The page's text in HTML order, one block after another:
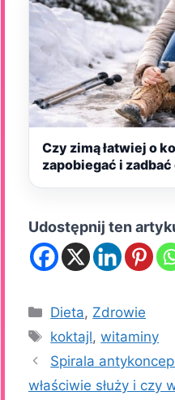
Czy zimą łatwiej o
zapobiegać i
Udostępnij ten
Kategorie
Dieta, Zdrowie
Tagi
koktajl,witaminy
Spirala
właściwie służy i czy